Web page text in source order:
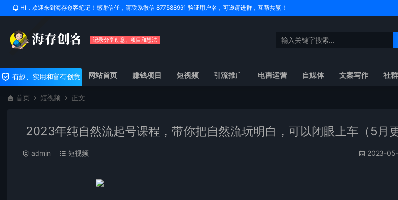
HI，欢迎来到海存创客笔记！感谢信任，请联系微信 877588961 验证用户名，可邀请进群，互帮共赢！
记录分享创意、项目和想法
有趣、实用和富有创意 网站首页 赚钱项目 短视频 引流推广 电商运营 自媒体 文案写作 社
首页 短视频 正文
2023年纯自然流起号课程，带你把自然流玩明白，可以闭眼上车（5月更
admin 短视频 2023-